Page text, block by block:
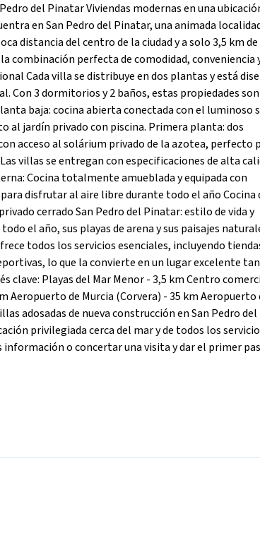
del Pinatar Viviendas modernas en una
en San Pedro del Pinatar, una animada
distancia del centro de la ciudad y a solo 3,5 km
combinación perfecta de comodidad, conveniencia
Cada villa se distribuye en dos plantas y está
Con 3 dormitorios y 2 baños, estas propiedades
baja: cocina abierta conectada con el luminoso
al jardín privado con piscina. Primera planta: dos
acceso al solárium privado de la azotea, perfecto
villas se entregan con especificaciones de alta
Cocina totalmente amueblada y equipada con
disfrutar al aire libre durante todo el año Cocina
cerrado San Pedro del Pinatar: estilo de vida y
el año, sus playas de arena y sus paisajes
todos los servicios esenciales, incluyendo
lo que la convierte en un lugar excelente
clave: Playas del Mar Menor - 3,5 km Centro
Aeropuerto de Murcia (Corvera) - 35 km Aeropuerto
adosadas de nueva construcción en San Pedro
privilegiada cerca del mar y de todos los
o concertar una visita y dar el primer